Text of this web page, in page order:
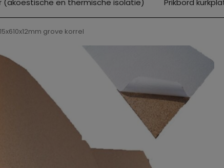
(akoestische en thermische isolatie) Prikbord
grove korrel